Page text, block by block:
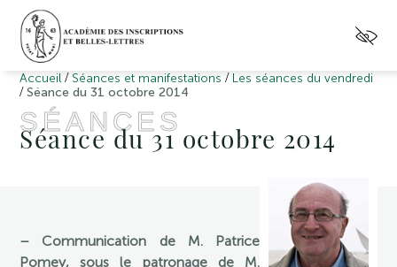
Accueil / Séances et manifestations / Les séances du vendredi
/Séance du 31 octobre 2014
SÉANCES
Séance du 31 octobre 2014
– Communication de M. Patrice
Pomey, sous le patronage de M.